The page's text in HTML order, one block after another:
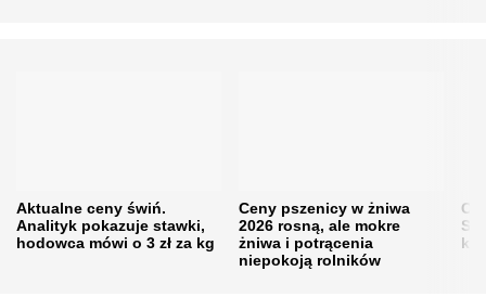
Aktualne ceny świń.
Analityk pokazuje stawki,
hodowca mówi o 3 zł za kg
Ceny pszenicy w żniwa
2026 rosną, ale mokre
żniwa i potrącenia
niepokoją rolników